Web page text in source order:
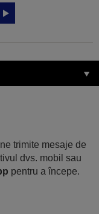
trimite mesaje de
dvs. mobil sau
pentru a începe.